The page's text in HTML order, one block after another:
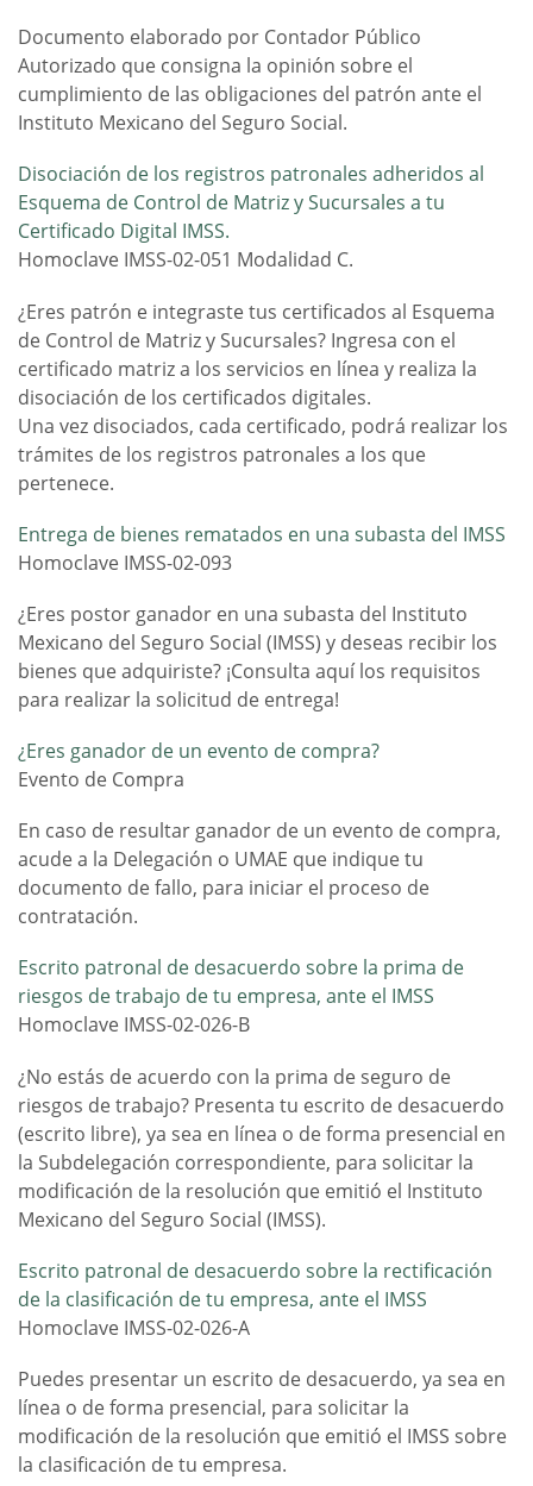
Documento elaborado por Contador Público
Autorizado que consigna la opinión sobre el
cumplimiento de las obligaciones del patrón ante el
Instituto Mexicano del Seguro Social.
Disociación de los registros patronales adheridos al
Esquema de Control de Matriz y Sucursales a tu
Certificado Digital IMSS.
Homoclave IMSS-02-051 Modalidad C.
¿Eres patrón e integraste tus certificados al Esquema
de Control de Matriz y Sucursales? Ingresa con el
certificado matriz a los servicios en línea y realiza la
disociación de los certificados digitales.
Una vez disociados, cada certificado, podrá realizar los
trámites de los registros patronales a los que
pertenece.
Entrega de bienes rematados en una subasta del IMSS
Homoclave IMSS-02-093
¿Eres postor ganador en una subasta del Instituto
Mexicano del Seguro Social (IMSS) y deseas recibir los
bienes que adquiriste? ¡Consulta aquí los requisitos
para realizar la solicitud de entrega!
¿Eres ganador de un evento de compra?
Evento de Compra
En caso de resultar ganador de un evento de compra,
acude a la Delegación o UMAE que indique tu
documento de fallo, para iniciar el proceso de
contratación.
Escrito patronal de desacuerdo sobre la prima de
riesgos de trabajo de tu empresa, ante el IMSS
Homoclave IMSS-02-026-B
¿No estás de acuerdo con la prima de seguro de
riesgos de trabajo? Presenta tu escrito de desacuerdo
(escrito libre), ya sea en línea o de forma presencial en
la Subdelegación correspondiente, para solicitar la
modificación de la resolución que emitió el Instituto
Mexicano del Seguro Social (IMSS).
Escrito patronal de desacuerdo sobre la rectificación
de la clasificación de tu empresa, ante el IMSS
Homoclave IMSS-02-026-A
Puedes presentar un escrito de desacuerdo, ya sea en
línea o de forma presencial, para solicitar la
modificación de la resolución que emitió el IMSS sobre
la clasificación de tu empresa.